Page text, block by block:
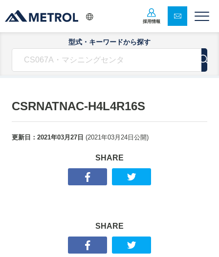
採用情報
型式・キーワードから探す
CSRNATNAC-H4L4R16S
更新日： 2021年03月27日 (2021年03月24日 公開)
SHARE
SHARE